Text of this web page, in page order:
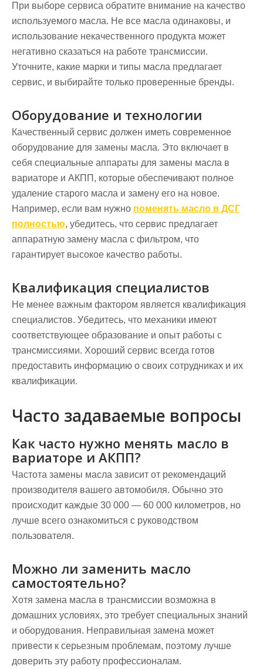
При выборе сервиса обратите внимание на качество
используемого масла. Не все масла одинаковы, и
использование некачественного продукта может
негативно сказаться на работе трансмиссии.
Уточните, какие марки и типы масла предлагает
сервис, и выбирайте только проверенные бренды.
Оборудование и технологии
Качественный сервис должен иметь современное
оборудование для замены масла. Это включает в
себя специальные аппараты для замены масла в
вариаторе и АКПП, которые обеспечивают полное
удаление старого масла и замену его на новое.
Например, если вам нужно поменять масло в ДСГ
полностью, убедитесь, что сервис предлагает
аппаратную замену масла с фильтром, что
гарантирует высокое качество работы.
Квалификация специалистов
Не менее важным фактором является квалификация
специалистов. Убедитесь, что механики имеют
соответствующее образование и опыт работы с
трансмиссиями. Хороший сервис всегда готов
предоставить информацию о своих сотрудниках и их
квалификации.
Часто задаваемые вопросы
Как часто нужно менять масло в
вариаторе и АКПП?
Частота замены масла зависит от рекомендаций
производителя вашего автомобиля. Обычно это
происходит каждые 30 000 — 60 000 километров, но
лучше всего ознакомиться с руководством
пользователя.
Можно ли заменить масло
самостоятельно?
Хотя замена масла в трансмиссии возможна в
домашних условиях, это требует специальных знаний
и оборудования. Неправильная замена может
привести к серьезным проблемам, поэтому лучше
доверить эту работу профессионалам.